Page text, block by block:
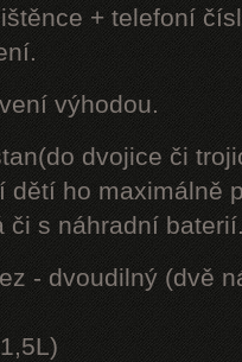
+ telefoní
výhodou.
dvojice či
dětí ho maximálně
či s náhradní
- dvoudilný (dvě